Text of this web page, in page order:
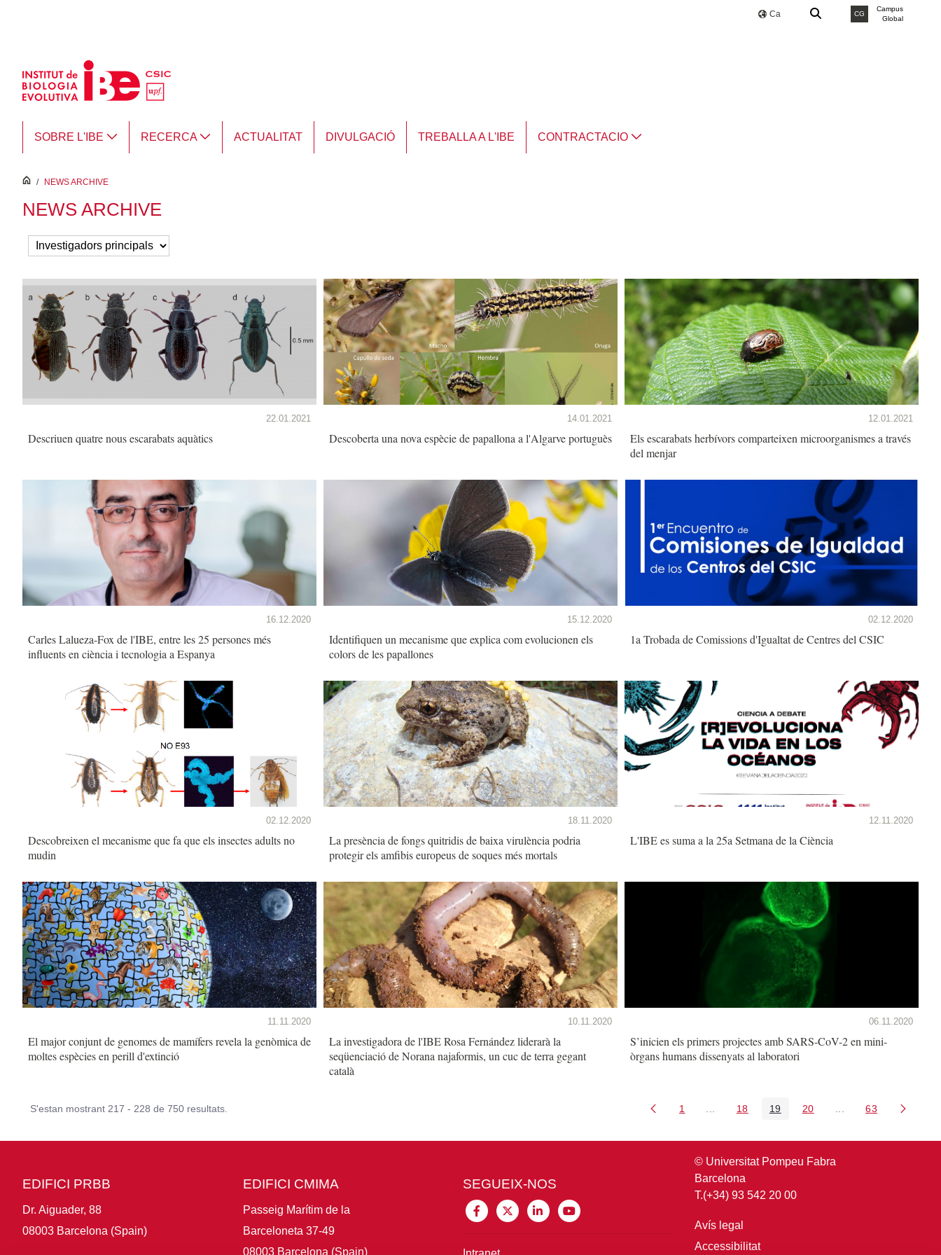
Ca CG
Campus
Global
SOBRE L'IBE RECERCA ACTUALITAT DIVULGACIÓ TREBALLA A L'IBE CONTRACTACIO
inici
/ NEWS ARCHIVE
NEWS ARCHIVE
22.01.2021
Descriuen quatre nous escarabats aquàtics
14.01.2021
Descoberta una nova espècie de papallona a l'Algarve portuguès
12.01.2021
Els escarabats herbívors comparteixen microorganismes a través
del menjar
16.12.2020
Carles Lalueza-Fox de l'IBE, entre les 25 persones més
influents en ciència i tecnologia a Espanya
15.12.2020
Identifiquen un mecanisme que explica com evolucionen els
colors de les papallones
02.12.2020
1a Trobada de Comissions d'Igualtat de Centres del CSIC
02.12.2020
Descobreixen el mecanisme que fa que els insectes adults no
mudin
18.11.2020
La presència de fongs quitridis de baixa virulència podria
protegir els amfibis europeus de soques més mortals
12.11.2020
L'IBE es suma a la 25a Setmana de la Ciència
11.11.2020
El major conjunt de genomes de mamífers revela la genòmica de
moltes espècies en perill d'extinció
10.11.2020
La investigadora de l'IBE Rosa Fernández liderarà la
seqüenciació de Norana najaformis, un cuc de terra gegant
català
06.11.2020
S’inicien els primers projectes amb SARS-CoV-2 en mini-
òrgans humans dissenyats al laboratori
S'estan mostrant 217 - 228 de 750 resultats. Pàgina
1 Pàgines intermèdies Utilitzeu TAB per navegar.
Pàgina
18 Pàgina
19 Pàgina
20 Pàgines intermèdies
Pàgina
63
EDIFICI PRBB
Dr. Aiguader, 88
08003 Barcelona (Spain)
EDIFICI CMIMA
Passeig Marítim de la
Barceloneta 37-49
08003 Barcelona (Spain)
SEGUEIX-NOS
© Universitat Pompeu Fabra
Barcelona
T.(+34) 93 542 20 00
Avís legal
Accessibilitat